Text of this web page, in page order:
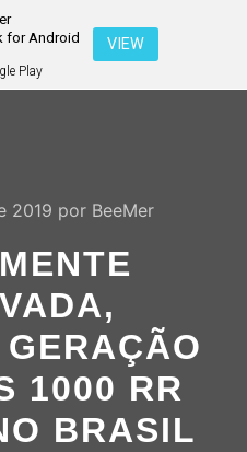
for Android
Play
VIEW
2019 por BeeMer
1000 RR
BRASIL